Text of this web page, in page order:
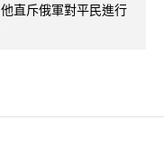
直斥俄軍對平民進行